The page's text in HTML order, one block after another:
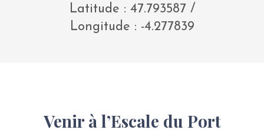
Latitude : 47.793587 /
Longitude : -4.277839
Venir à l’Escale du Port